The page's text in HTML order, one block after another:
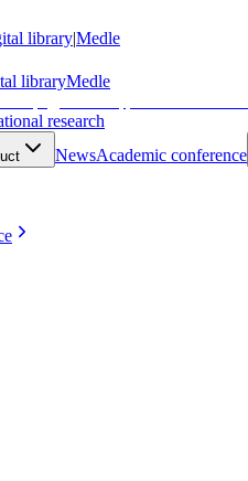
library|Medle
libraryMedle
research
NewsAcademic conference